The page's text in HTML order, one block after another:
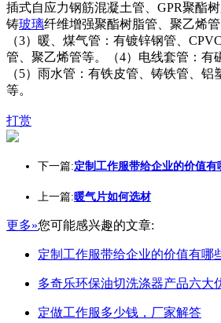
插式自应力钢筋混凝土管、GPR聚酯
铸玻璃纤维增强聚酯树脂管、聚乙烯管
（3）暖、煤气管：有镀锌钢管、
管、聚乙烯管等。（4）电线套管：有
（5）雨水管：有铁皮管、铸铁管、铝
等。
打赏
下一篇:定制工作服带给企业的价值有
上一篇:暖气片如何选材
更多»您可能感兴趣的文章:
定制工作服带给企业的价值有哪
多奇乐环保油切洗涤器产品六大
定做工作服多少钱，厂家解答